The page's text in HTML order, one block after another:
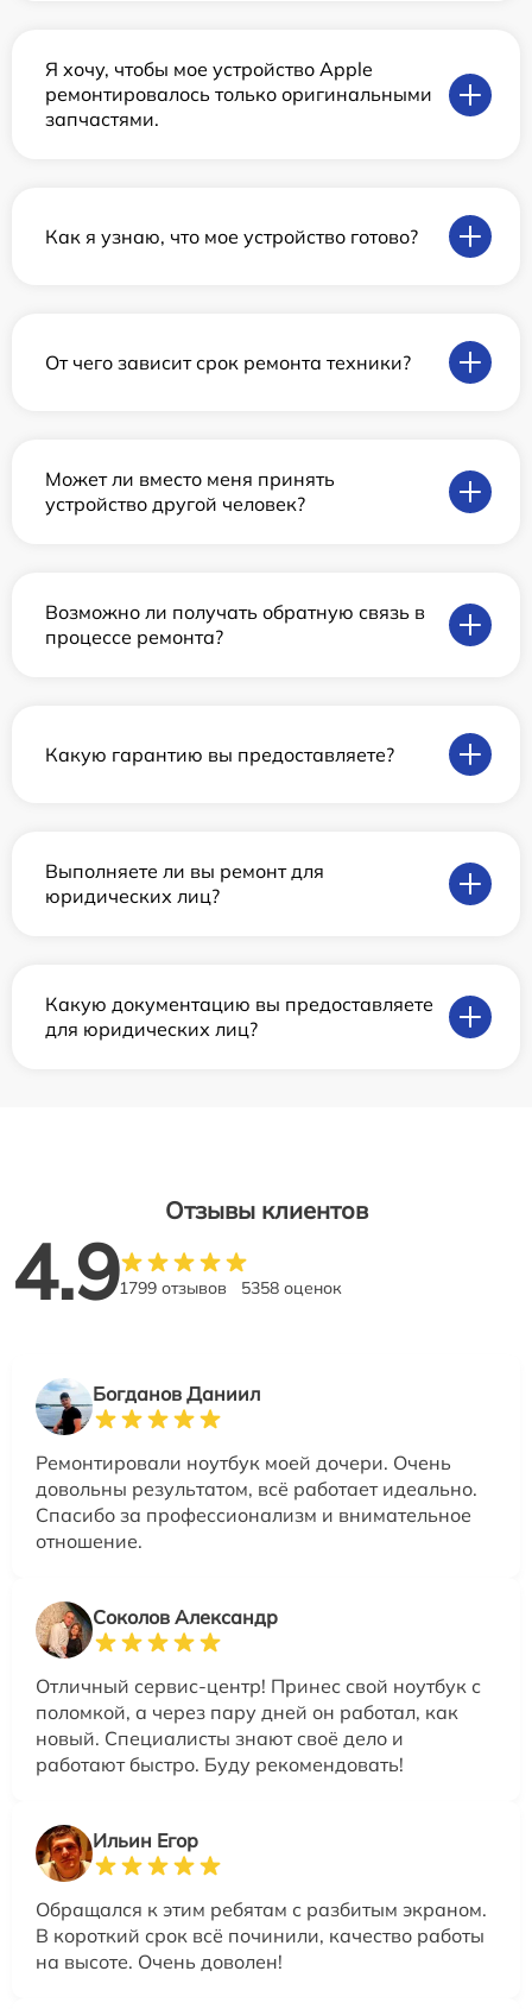
Я хочу, чтобы мое устройство Apple
ремонтировалось только оригинальными
запчастями.
Как я узнаю, что мое устройство готово?
От чего зависит срок ремонта техники?
Может ли вместо меня принять
устройство другой человек?
Возможно ли получать обратную связь в
процессе ремонта?
Какую гарантию вы предоставляете?
Выполняете ли вы ремонт для
юридических лиц?
Какую документацию вы предоставляете
для юридических лиц?
Отзывы клиентов
4.91799 отзывов 5358 оценок
Богданов Даниил
Ремонтировали ноутбук моей дочери. Очень
довольны результатом, всё работает идеально.
Спасибо за профессионализм и внимательное
отношение.
Соколов Александр
Отличный сервис-центр! Принес свой ноутбук с
поломкой, а через пару дней он работал, как
новый. Специалисты знают своё дело и
работают быстро. Буду рекомендовать!
Ильин Егор
Обращался к этим ребятам с разбитым экраном.
В короткий срок всё починили, качество работы
на высоте. Очень доволен!